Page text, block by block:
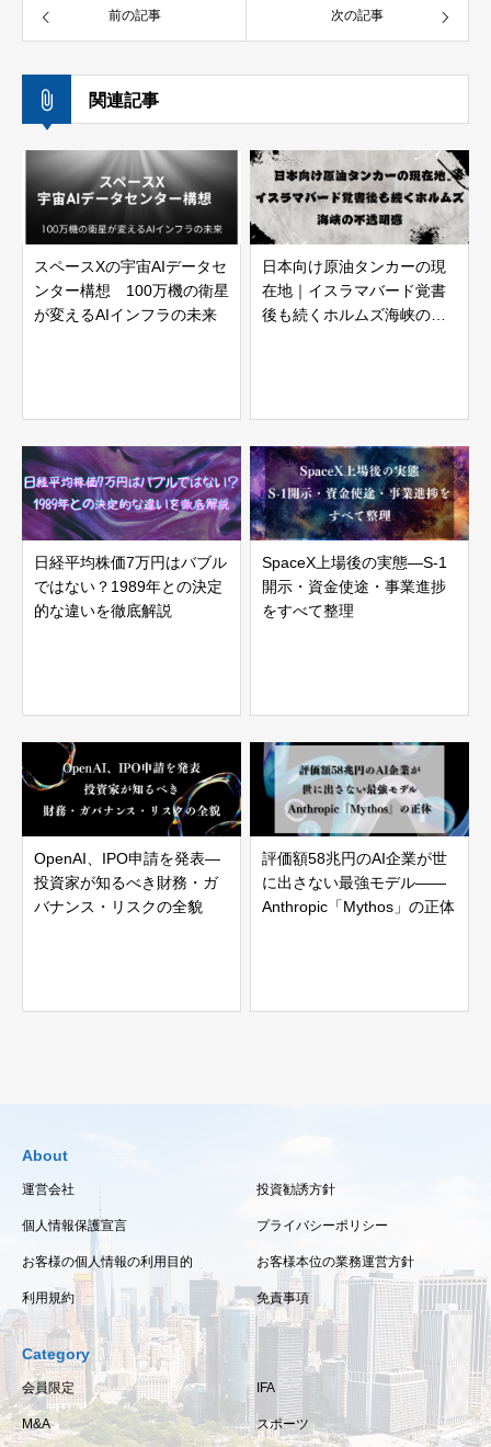
前の記事 次の記事
関連記事
スペースXの宇宙AIデータセ
ンター構想 100万機の衛星
が変えるAIインフラの未来
日本向け原油タンカーの現
在地｜イスラマバード覚書
後も続くホルムズ海峡の不
日経平均株価7万円はバブル
ではない？1989年との決定
的な違いを徹底解説
SpaceX上場後の実態—S-1
開示・資金使途・事業進捗
をすべて整理
OpenAI、IPO申請を発表—
投資家が知るべき財務・ガ
バナンス・リスクの全貌
評価額58兆円のAI企業が世
に出さない最強モデル——
Anthropic「Mythos」の正体
About
運営会社 投資勧誘方針
個人情報保護宣言 プライバシーポリシー
お客様の個人情報の利用目的 お客様本位の業務運営方針
利用規約 免責事項
Category
会員限定 IFA
M&A スポーツ